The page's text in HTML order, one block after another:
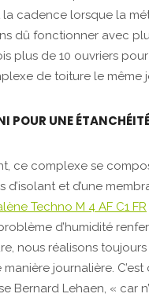
cadence lorsque la
dû fonctionner avec
plus de 10 ouvriers
de toiture le même
POUR UNE
ce complexe se
d’isolant et d’une
Techno M 4 AF C1 FR
d’humidité
nous réalisons
journalière.
Bernard Lehaen, « car